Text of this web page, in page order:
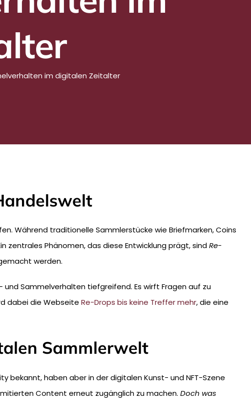
im digitalen Zeitalter
Während traditionelle Sammlerstücke wie Briefmarken, Coins
zentrales Phänomen, das diese Entwicklung prägt, sindRe-
werden.
Sammelverhalten tiefgreifend. Es wirft Fragen auf zu
dabei die Webseite Re-Drops bis keine Treffer mehr, die eine
Sammlerwelt
bekannt, haben aber in der digitalen Kunst- und NFT-Szene
Content erneut zugänglich zu machen. Doch was